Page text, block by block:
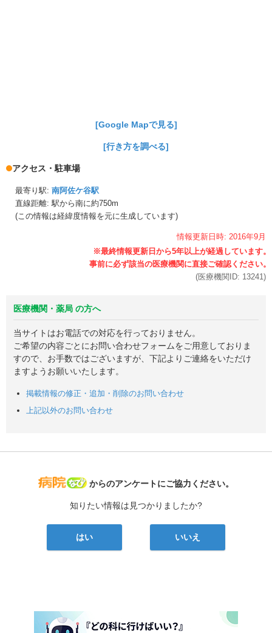
[Google Mapで見る]
[行き方を調べる]
アクセス・駐車場
最寄り駅: 南阿佐ケ谷駅
直線距離: 駅から南に約750m
(この情報は経緯度情報を元に生成しています)
情報更新日時: 2016年9月
(医療機関ID: 13241 )
医療機関・薬局 の方へ
当サイトはお電話での対応を行っておりません。
ご希望の内容ごとにお問い合わせフォームをご用意しておりま
すので、お手数ではございますが、下記よりご連絡をいただけ
ますようお願いいたします。
掲載情報の修正・追加・削除のお問い合わせ
上記以外のお問い合わせ
病院なび
からのアンケートにご協力ください。
知りたい情報は見つかりましたか?
はい いいえ